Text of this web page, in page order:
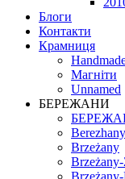
Блоги
Контакти
Крамниця
Магніти
Unnamed
БЕРЕЖАНИ
Berezhany
Brzeżany